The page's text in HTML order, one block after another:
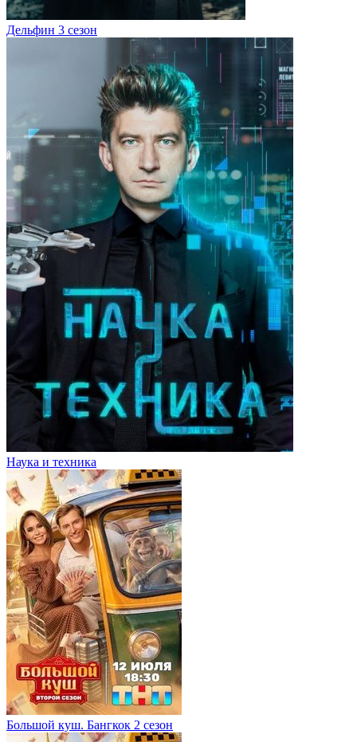
Дельфин 3 сезон
Наука и техника
Большой куш. Бангкок 2 сезон